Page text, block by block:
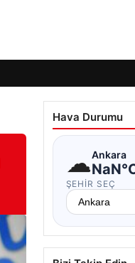
Hava Durumu
☁Ankara
ŞEHIR SEÇ